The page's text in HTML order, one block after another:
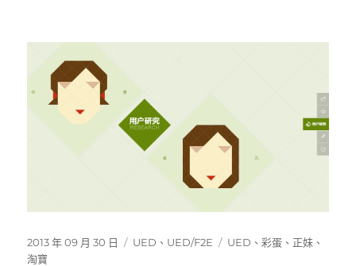
發
佈
2013 年 09 月 30 日
分
UED 、 UED/F2E
標
UED 、彩蛋 、 正妹 、
淘寶